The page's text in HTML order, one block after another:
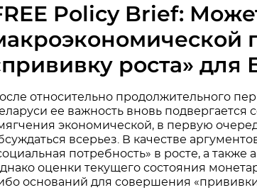
Policy Brief:
роста» для
относительно продолжительного
ее важность вновь
экономической, в первую
всерьез. В качестве
потребность» в росте, а
оценки текущего состояния
оснований для совершения